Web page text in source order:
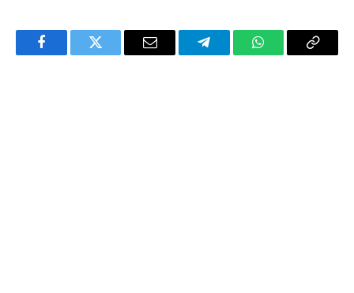
FacebookTwitter Email TelegramWhatsAppCopy